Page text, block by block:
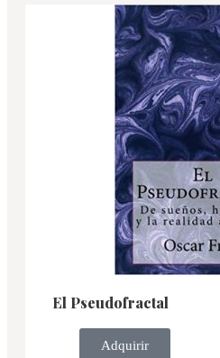
El Pseudofractal
Adquirir